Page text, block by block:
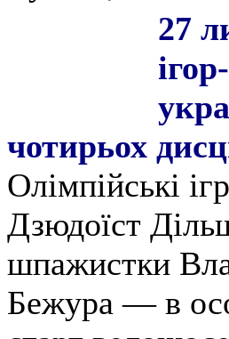
27
чотирьох
Олімпійські
Дзюдоїст
шпажистки
Бежура — в